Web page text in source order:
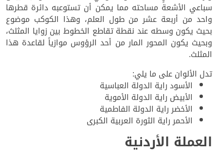
سباعي الأشعة مساحته مما يمكن أن تستوعبه دائرة قطرها
واحد من أربعة عشر من طول العلم، وهذا الكوكب موضوع
بحيث يكون وسطه عند نقطة تقاطع الخطوط بين زوايا المثلث،
وبحيث يكون المحور المار من أحد الرؤوس موازياً لقاعدة هذا
المثلث.
تدل الألوان على ما يلي:
الأسود راية الدولة العباسية
الأبيض راية الدولة الأموية
الأخضر راية الدولة الفاطمية
الأحمر راية الثورة العربية الكبرى
العملة الأردنية